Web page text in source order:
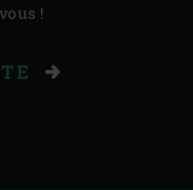
!